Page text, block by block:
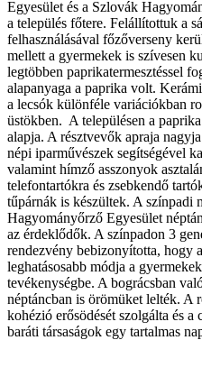
Egyesület és a Szlovák
a település főtere. Felállítottuk a
felhasználásával főzőverseny
mellett a gyermekek is szívesen
legtöbben paprikatermesztéssel
alapanyaga a paprika volt.
a lecsók különféle variációkban
üstökben. A településen a
alapja. A résztvevők apraja
népi iparművészek segítségével
valamint hímző asszonyok
telefontartókra és zsebkendő
tűpárnák is készültek. A színpadi
Hagyományőrző Egyesület
az érdeklődők. A színpadon 3
rendezvény bebizonyította, hogy
leghatásosabb módja a
tevékenységbe. A bográcsban
néptáncban is örömüket lelték. A
kohézió erősödését szolgálta és
baráti társaságok egy tartalmas